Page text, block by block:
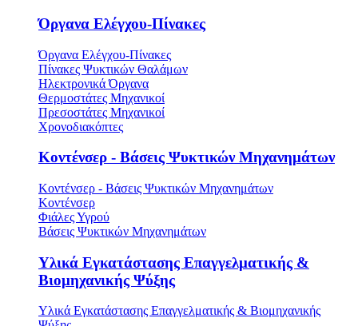
Όργανα Ελέγχου-Πίνακες
Όργανα Ελέγχου-Πίνακες
Πίνακες Ψυκτικών Θαλάμων
Ηλεκτρονικά Όργανα
Θερμοστάτες Μηχανικοί
Πρεσοστάτες Μηχανικοί
Χρονοδιακόπτες
Κοντένσερ - Βάσεις Ψυκτικών Μηχανημάτων
Κοντένσερ - Βάσεις Ψυκτικών Μηχανημάτων
Κοντένσερ
Φιάλες Υγρού
Βάσεις Ψυκτικών Μηχανημάτων
Υλικά Εγκατάστασης Επαγγελματικής &
Βιομηχανικής Ψύξης
Υλικά Εγκατάστασης Επαγγελματικής & Βιομηχανικής